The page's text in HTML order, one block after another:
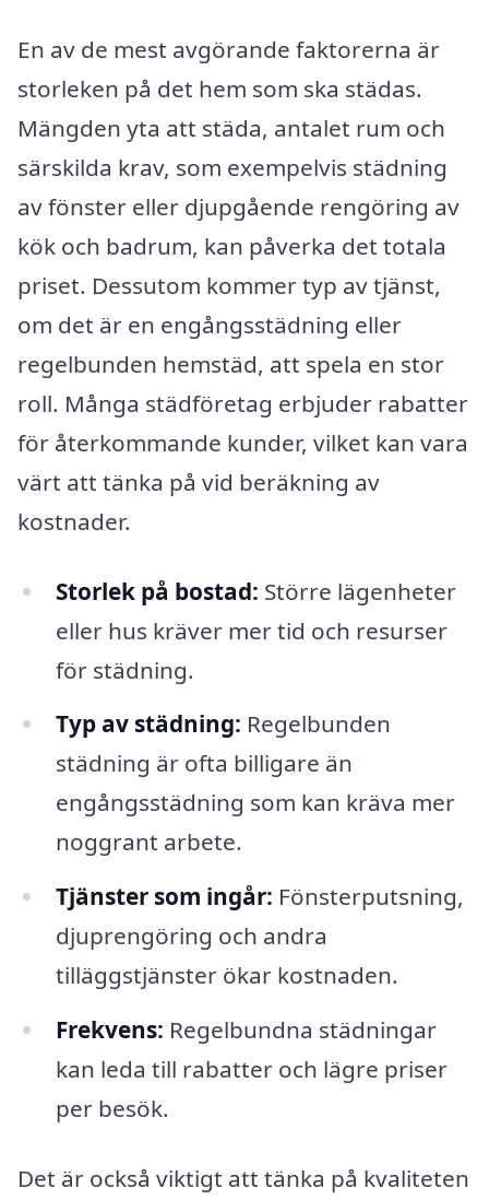
En av de mest avgörande faktorerna är
storleken på det hem som ska städas.
Mängden yta att städa, antalet rum och
särskilda krav, som exempelvis städning
av fönster eller djupgående rengöring av
kök och badrum, kan påverka det totala
priset. Dessutom kommer typ av tjänst,
om det är en engångsstädning eller
regelbunden hemstäd, att spela en stor
roll. Många städföretag erbjuder rabatter
för återkommande kunder, vilket kan vara
värt att tänka på vid beräkning av
kostnader.
Storlek på bostad: Större lägenheter
eller hus kräver mer tid och resurser
för städning.
Typ av städning: Regelbunden
städning är ofta billigare än
engångsstädning som kan kräva mer
noggrant arbete.
Tjänster som ingår: Fönsterputsning,
djuprengöring och andra
tilläggstjänster ökar kostnaden.
Frekvens: Regelbundna städningar
kan leda till rabatter och lägre priser
per besök.
Det är också viktigt att tänka på kvaliteten